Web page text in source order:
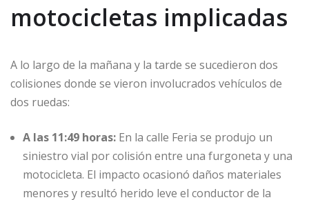
motocicletas implicadas
A lo largo de la mañana y la tarde se sucedieron dos
colisiones donde se vieron involucrados vehículos de
dos ruedas:
A las 11:49 horas: En la calle Feria se produjo un
siniestro vial por colisión entre una furgoneta y una
motocicleta. El impacto ocasionó daños materiales
menores y resultó herido leve el conductor de la